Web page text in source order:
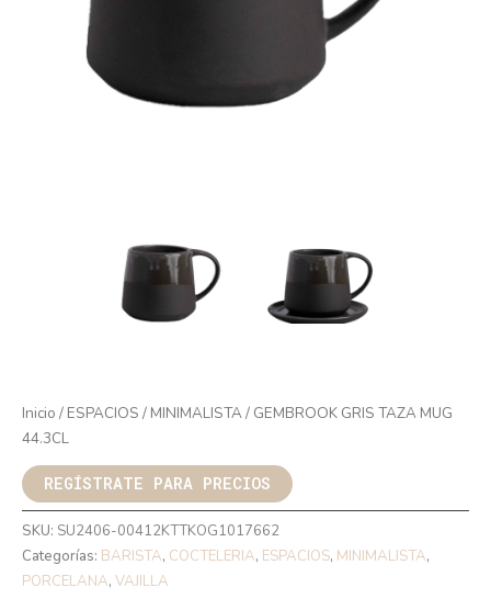
Inicio / ESPACIOS / MINIMALISTA/ GEMBROOK GRIS TAZA MUG
44.3CL
REGÍSTRATE PARA PRECIOS
SKU: SU2406-00412KTTKOG1017662
Categorías: BARISTA, COCTELERIA, ESPACIOS, MINIMALISTA,
PORCELANA, VAJILLA